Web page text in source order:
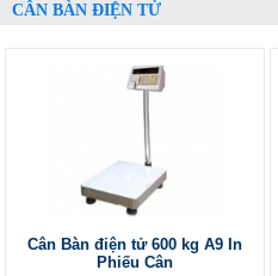
CÂN BÀN ĐIỆN TỬ
Cân Bàn điện tử 600 kg A9 In
Phiếu Cân